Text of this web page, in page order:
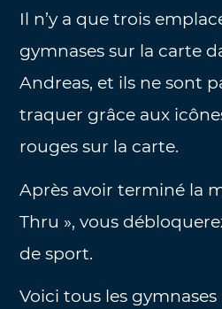
Il n’y a que trois
gymnases sur la carte
Andreas, et ils ne sont
traquer grâce aux
rouges sur la carte.
Après avoir terminé la
Thru », vous
de sport.
Voici tous les